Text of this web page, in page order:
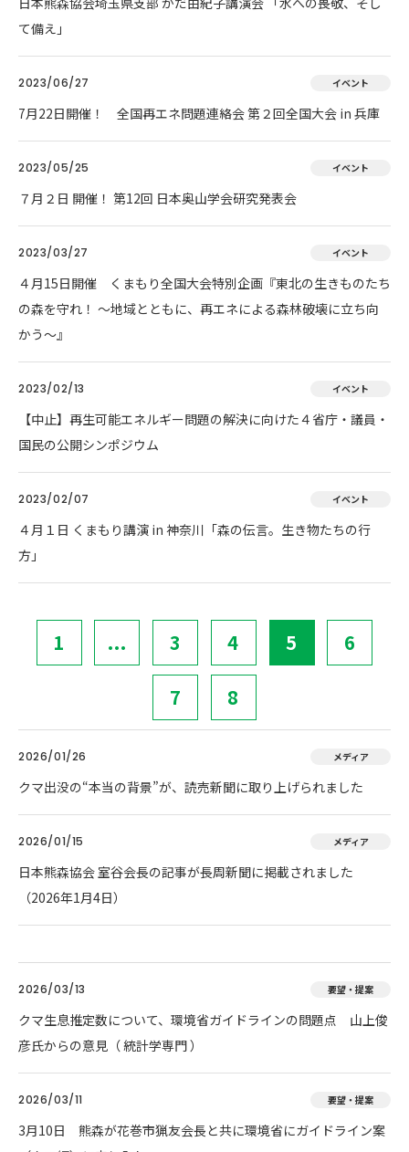
て備え」
2023/06/27 イベント
7月22日開催！ 全国再エネ問題連絡会 第２回全国大会 in 兵庫
2023/05/25 イベント
７月２日 開催！ 第12回 日本奥山学会研究発表会
2023/03/27 イベント
４月15日開催 くまもり全国大会特別企画『東北の生きものたち
の森を守れ！ 〜地域とともに、再エネによる森林破壊に立ち向
かう〜』
2023/02/13 イベント
【中止】再生可能エネルギー問題の解決に向けた４省庁・議員・
国民の公開シンポジウム
2023/02/07 イベント
４月１日 くまもり講演 in 神奈川「森の伝言。生き物たちの行
方」
1 ... 3 4 5 6
7 8
2026/01/26 メディア
クマ出没の“本当の背景”が、読売新聞に取り上げられました
2026/01/15 メディア
日本熊森協会 室谷会長の記事が長周新聞に掲載されました
（2026年1月4日）
2026/03/13 要望・提案
クマ生息推定数について、環境省ガイドラインの問題点 山上俊
彦氏からの意見（ 統計学専門 ）
2026/03/11 要望・提案
3月10日 熊森が花巻市猟友会長と共に環境省にガイドライン案